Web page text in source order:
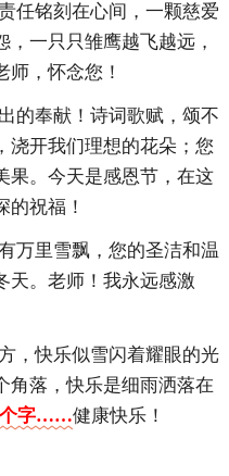
任铭刻在心间，一颗慈爱
一只只雏鹰越飞越远，
，怀念您！
的奉献！诗词歌赋，颂不
浇开我们理想的花朵；您
果。今天是感恩节，在这
的祝福！
万里雪飘，您的圣洁和温
天。老师！我永远感激
，快乐似雪闪着耀眼的光
角落，快乐是细雨洒落在
个字……健康快乐！